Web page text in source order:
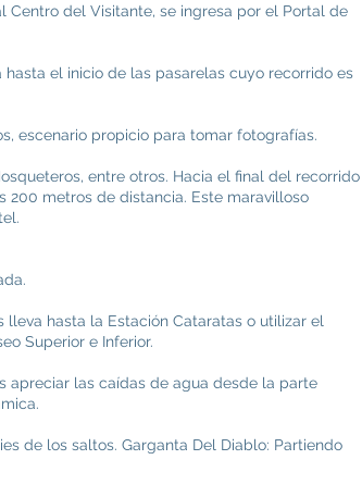
Centro del Visitante, se ingresa por el Portal de
el inicio de las pasarelas cuyo recorrido es
escenario propicio para tomar fotografías.
entre otros. Hacia el final del recorrido
200 metros de distancia. Este maravilloso
hasta la Estación Cataratas o utilizar el
Superior e Inferior.
apreciar las caídas de agua desde la parte
de los saltos. Garganta Del Diablo: Partiendo